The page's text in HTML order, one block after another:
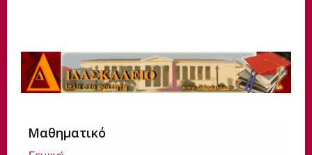
Μαθηματικό